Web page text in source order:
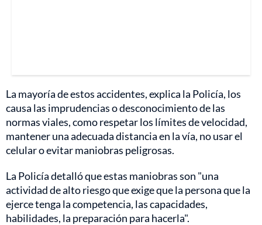
La mayoría de estos accidentes, explica la Policía, los
causa las imprudencias o desconocimiento de las
normas viales, como respetar los límites de velocidad,
mantener una adecuada distancia en la vía, no usar el
celular o evitar maniobras peligrosas.
La Policía detalló que estas maniobras son "una
actividad de alto riesgo que exige que la persona que la
ejerce tenga la competencia, las capacidades,
habilidades, la preparación para hacerla".